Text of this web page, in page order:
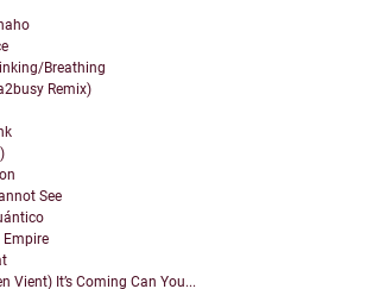
Breathing
Remix)
See
Empire
Vient) It’s Coming Can You...